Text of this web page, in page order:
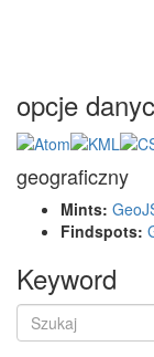
opcje
geograficzny
Mints:
Findspots:
Keyword